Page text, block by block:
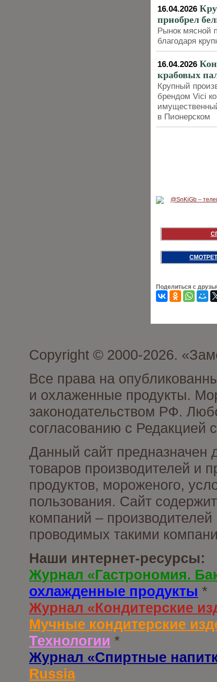
16.04.2026
приобрел
Рынок мясной
благодаря
16.04.2026
крабовых
Крупный
брендом Vici
в Пионерском
Поделиться с
Copyright © 2000-2026.
Все права на
и охлаженные продукты.
законодательством РФ.
согласованию с Редакцией
Данный сайт предназначен
товаров производителей и
продуктов, мороженого,
пользования. Сайт
компаний –
проводимых такими
Наши интернет-ресурсы:
Журнал «Гастрономия.
охлажденные продукты *
Журнал «Кондитерские
Мучные кондитерские
Технологии *
Журнал «Спиртные
Russia